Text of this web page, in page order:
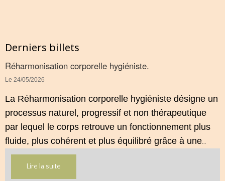
Derniers billets
Réharmonisation corporelle hygiéniste.
Le 24/05/2026
La Réharmonisation corporelle hygiéniste désigne un
processus naturel, progressif et non thérapeutique
par lequel le corps retrouve un fonctionnement plus
fluide, plus cohérent et plus équilibré grâce à une
hygiène de vie adaptée.
Lire la suite